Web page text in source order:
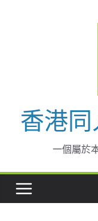
香港
一個屬於